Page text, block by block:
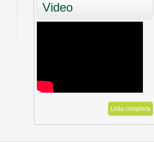
Video
Lista completa